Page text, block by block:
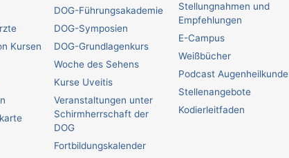
Kursen
DOG-Führungsakademie
DOG-Symposien
DOG-Grundlagenkurs
Woche des Sehens
Kurse Uveitis
Veranstaltungen unter
Schirmherrschaft der
DOG
Fortbildungskalender
Stellungnahmen und
Empfehlungen
E-Campus
Weißbücher
Podcast Augenheilkunde
Stellenangebote
Kodierleitfaden